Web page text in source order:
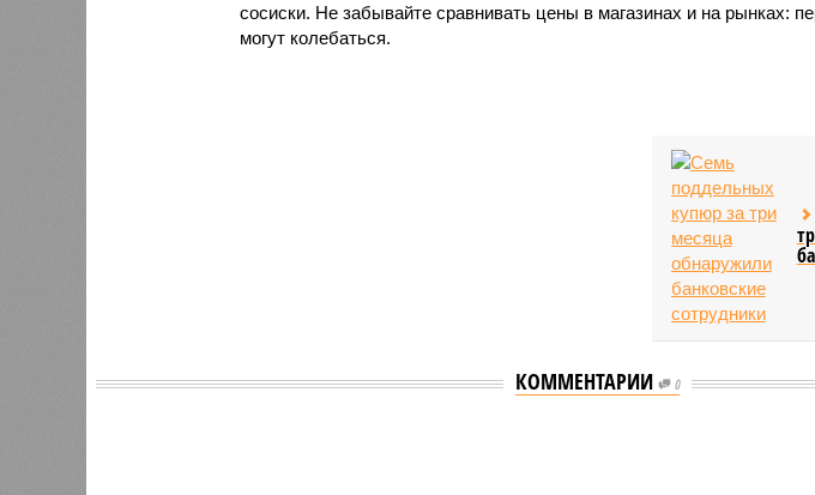
сосиски. Не забывайте сравнивать цены в магазинах и на рынках:
могут колебаться.
КОММЕНТАРИИ 0